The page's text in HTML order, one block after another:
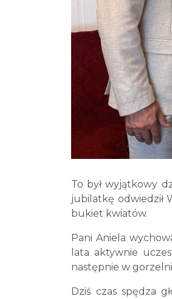
To był wyjątkowy
jubilatkę odwiedził
bukiet kwiatów.
Pani Aniela
lata aktywnie
następnie w
Dziś czas spędza